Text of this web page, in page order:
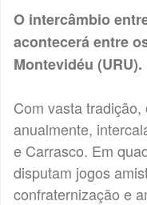
O intercâmbio
acontecerá entre
Montevidéu (URU).
Com vasta
anualmente,
e Carrasco. Em
disputam jogos
confraternização e